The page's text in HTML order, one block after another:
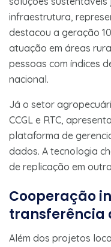
infraestrutura,
destacou a geração
atuação em áreas
pessoas com índices
nacional.
Já o setor
CCGL e RTC,
plataforma de
dados. A tecnologia
de replicação em
Cooperação
transferência
Além dos projetos